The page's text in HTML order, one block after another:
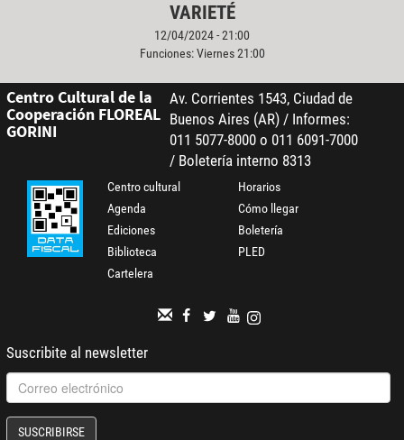
VARIETÉ
12/04/2024 - 21:00
Funciones: Viernes 21:00
Centro Cultural de la
Cooperación FLOREAL
GORINI
Av. Corrientes 1543, Ciudad de
Buenos Aires (AR) / Informes:
011 5077-8000 o 011 6091-7000
/ Boletería interno 8313
Centro cultural
Agenda
Ediciones
Biblioteca
Cartelera
Horarios
Cómo llegar
Boletería
PLED
Suscribite al newsletter
SUSCRIBIRSE